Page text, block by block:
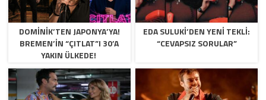
DOMINIK’TEN JAPONYA’YA!
BREMEN’IN “ÇITLAT”I 30’A
YAKIN ÜLKEDE!
EDA SULUKI’DEN YENI TEKLI:
“CEVAPSIZ SORULAR”